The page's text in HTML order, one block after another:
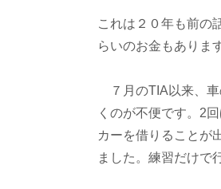
これは２０年も前の
らいのお金もありま
７月のTIA以来、車
くのが不便です。2
カーを借りることが
ました。練習だけで